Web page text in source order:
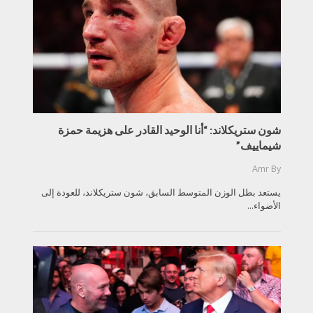
شون ستريكلاند: “أنا الوحيد القادر على هزيمة حمزة
شيماييف”
By
Amr
يستعد بطل الوزن المتوسط السابق، شون ستريكلاند، للعودة إلى
الأضواء...